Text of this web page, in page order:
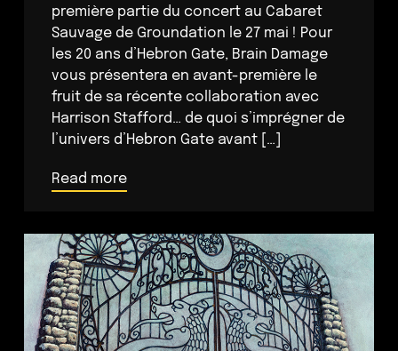
première partie du concert au Cabaret
Sauvage de Groundation le 27 mai ! Pour
les 20 ans d’Hebron Gate, Brain Damage
vous présentera en avant-première le
fruit de sa récente collaboration avec
Harrison Stafford… de quoi s’imprégner de
l’univers d’Hebron Gate avant […]
Read more